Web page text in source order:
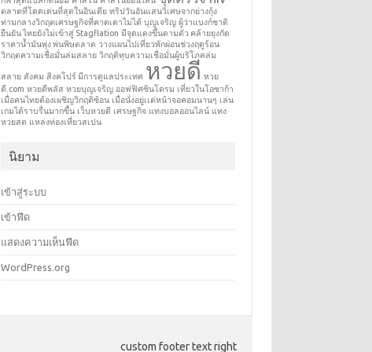
ตลาดที่โดดเด่นที่สุดในอินเดีย ทริปวันอันแสนวิเศษจากย่างกุ้ง
ท่ามกลางวิกฤตเศรษฐกิจที่คาดเดาไม่ได้ บุญเจริญ ผู้ว่าแบงก์ชาติ
ยืนยัน ไทยยังไม่เข้าสู่ Stagflation มีจุดแดงขึ้นตามตัว คล้ายยุงกัด
ราคาน้ำมันพุ่ง พ่นพิษตลาด วางแผนไปเที่ยวพักผ่อนช่วงฤดูร้อน
วิกฤตความเชื่อมั่นล่มสลาย วิกฤติทุบความเชื่อมั่นผู้บริโภคล่ม
สลาย สังคม สิงคโปร์ มีการดูแลประเทศ หวยดี หวย
ดี.com หวยดีพลัส หวยบุญเจริญ ออฟฟิศซินโดรม เที่ยวในโอซาก้า
เมื่อคนไทยต้องเผชิญวิกฤติซ้อน เมื่อนั่งอยู่เเต่หน้าจอคอมนานๆ เล่น
เกมได้ราบรื่นมากขึ้น เว็บหวยดี เศรษฐกิจ แทงบอลออนไลน์ แทง
หวยสด แหล่งท่องเที่ยวสเปน
นิยาม
เข้าสู่ระบบ
เข้าฟีด
แสดงความเห็นฟีด
WordPress.org
custom footer text right